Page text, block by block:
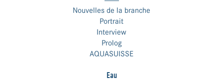
Nouvelles de la branche
Portrait
Interview
Prolog
AQUASUISSE
Eau